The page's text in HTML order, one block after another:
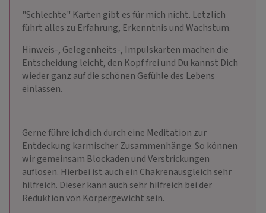
"Schlechte" Karten gibt es für mich nicht. Letzlich
führt alles zu Erfahrung, Erkenntnis und Wachstum.
Hinweis-, Gelegenheits-, Impulskarten machen die
Entscheidung leicht, den Kopf frei und Du kannst Dich
wieder ganz auf die schönen Gefühle des Lebens
einlassen.
Gerne führe ich dich durch eine Meditation zur
Entdeckung karmischer Zusammenhänge. So können
wir gemeinsam Blockaden und Verstrickungen
auflösen. Hierbei ist auch ein Chakrenausgleich sehr
hilfreich. Dieser kann auch sehr hilfreich bei der
Reduktion von Körpergewicht sein.